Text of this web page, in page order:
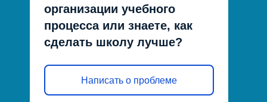
организации учебного
процесса или знаете, как
сделать школу лучше?
Написать о проблеме